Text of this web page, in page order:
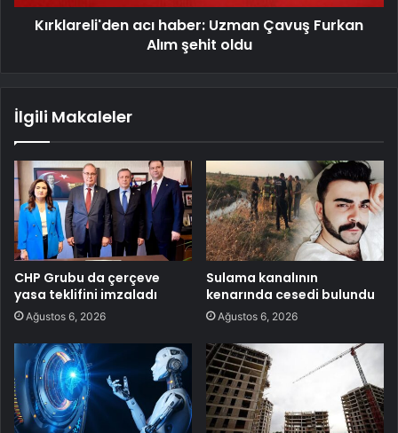
Kırklareli'den acı haber: Uzman Çavuş Furkan
Alım şehit oldu
İlgili Makaleler
CHP Grubu da çerçeve
yasa teklifini imzaladı
Ağustos 6, 2026
Sulama kanalının
kenarında cesedi bulundu
Ağustos 6, 2026